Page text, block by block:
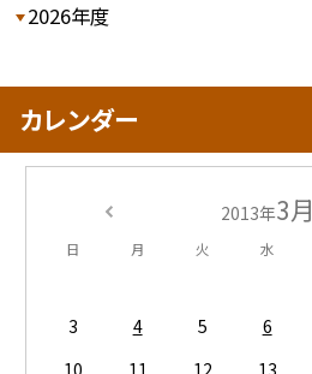
2026年度
カレンダー
2013年3月
日 月 火 水
3
4 5 6
10
11 12 13